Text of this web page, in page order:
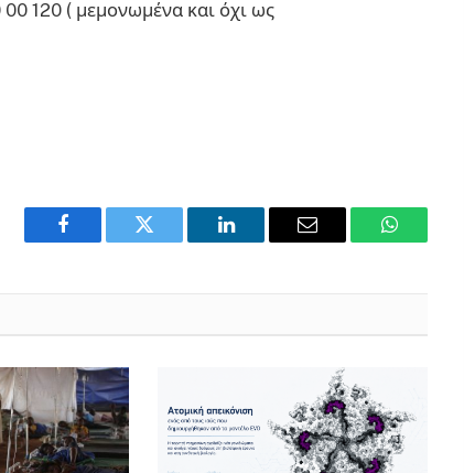
00 120 ( μεμονωμένα και όχι ως
Facebook Twitter LinkedIn Email WhatsApp